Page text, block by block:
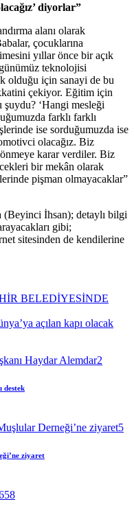
diyorlar”
alanı olarak
çocuklarına
yıllar önce bir açık
teknolojisi
olduğu için sanayi de bu
çekiyor. Eğitim için
‘Hangi mesleği
farklı farklı
ise sorduğumuzda ise
olacağız. Biz
karar verdiler. Biz
bir mekân olarak
pişman olmayacaklar”
İhsan); detaylı bilgi
gibi;
sitesinden de kendilerine
BELEDİYESİNDE
açılan kapı olacak
destek
ziyaret